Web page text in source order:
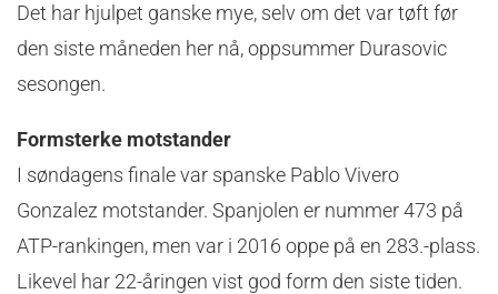
Det har hjulpet ganske mye, selv om det var tøft før
den siste måneden her nå, oppsummer Durasovic
sesongen.
Formsterke motstander
I søndagens finale var spanske Pablo Vivero
Gonzalez motstander. Spanjolen er nummer 473 på
ATP-rankingen, men var i 2016 oppe på en 283.-plass.
Likevel har 22-åringen vist god form den siste tiden.